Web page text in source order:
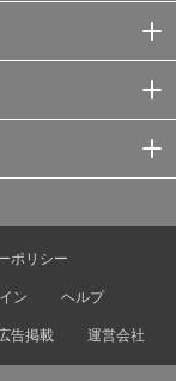
ポリシー
ン
ヘルプ
告掲載 運営会社